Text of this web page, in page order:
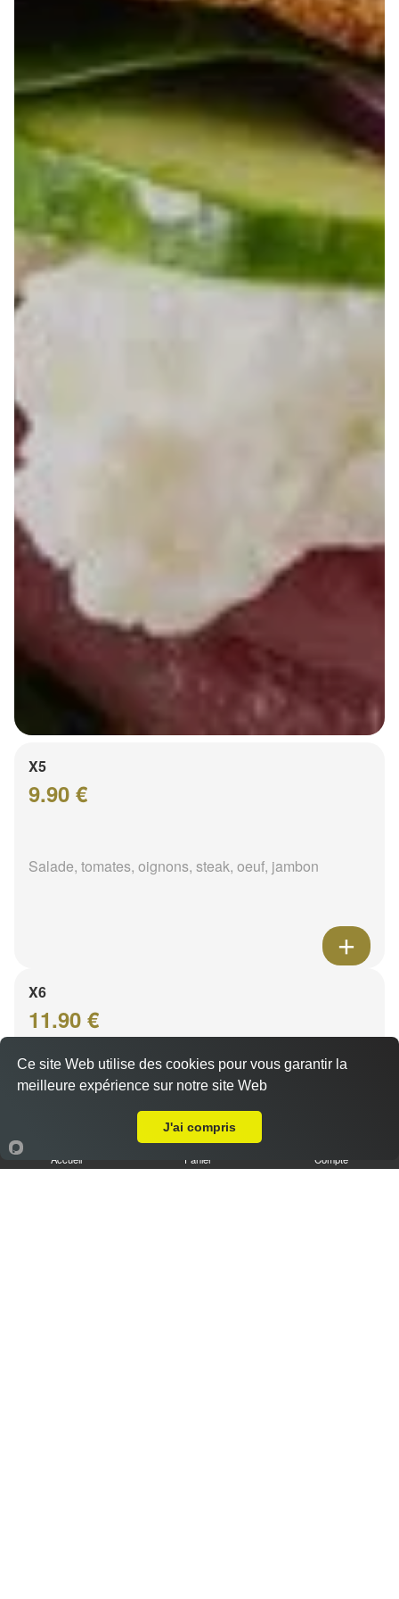
X5
9.90 €
Salade, tomates, oignons, steak, oeuf, jambon
X6
11.90 €
Salade, tomates, oignons, steak, oeuf, jambon, rösti
Accueil Panier Compte
Ce site Web utilise des cookies pour vous garantir la
meilleure expérience sur notre site Web
J'ai compris